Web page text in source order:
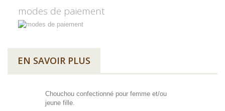
modes de paiement
EN SAVOIR PLUS
Chouchou confectionné pour femme et/ou
jeune fille.